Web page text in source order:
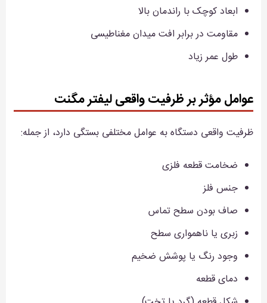
ابعاد کوچک با راندمان بالا
مقاومت در برابر افت میدان مغناطیسی
طول عمر زیاد
عوامل مؤثر بر ظرفیت واقعی لیفتر مگنت
ظرفیت واقعی دستگاه به عوامل مختلفی بستگی دارد، از جمله:
ضخامت قطعه فلزی
جنس فلز
صاف بودن سطح تماس
زبری یا ناهمواری سطح
وجود رنگ یا پوشش ضخیم
دمای قطعه